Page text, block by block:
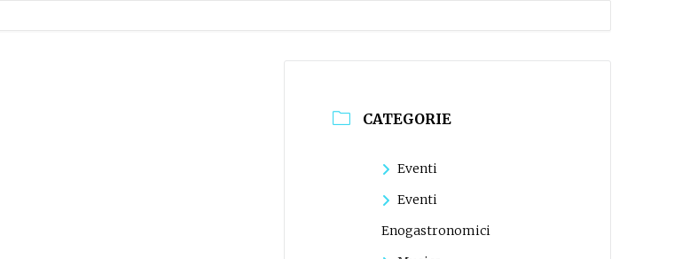
CATEGORIE
Eventi
Eventi
Enogastronomici